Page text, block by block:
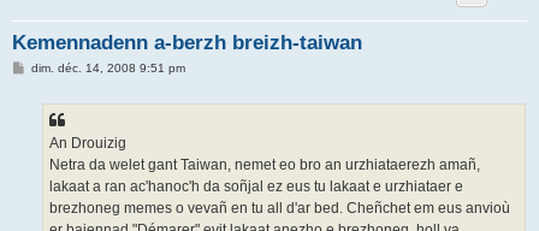
Kemennadenn a-berzh breizh-taiwan
Mdim. déc. 14, 2008 9:51 pm
An Drouizig
Netra da welet gant Taiwan, nemet eo bro an urzhiataerezh amañ,
lakaat a ran ac'hanoc'h da soñjal ez eus tu lakaat e urzhiataer e
brezhoneg memes o vevañ en tu all d'ar bed. Cheñchet em eus anvioù